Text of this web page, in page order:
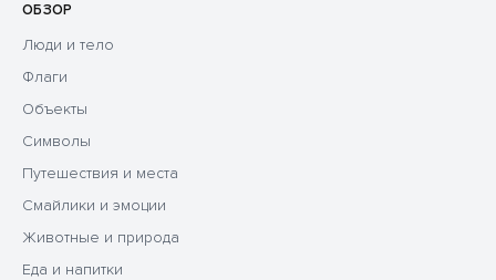
ОБЗОР
Люди и тело
Флаги
Объекты
Символы
Путешествия и места
Смайлики и эмоции
Животные и природа
Еда и напитки